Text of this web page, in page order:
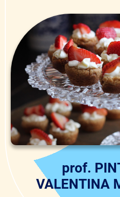
prof.
VALENTINA